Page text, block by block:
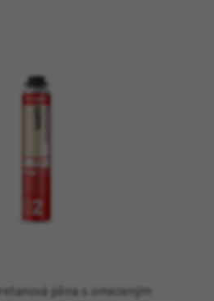
pěna s omezeným